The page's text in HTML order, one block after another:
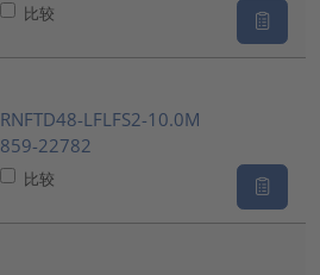
比较
RNFTD48-LFLFS2-10.0M
859-22782
比较